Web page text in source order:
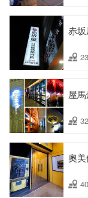
赤
屋
奧